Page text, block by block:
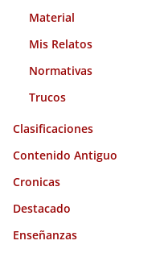
Material
Mis Relatos
Normativas
Trucos
Clasificaciones
Contenido Antiguo
Cronicas
Destacado
Enseñanzas